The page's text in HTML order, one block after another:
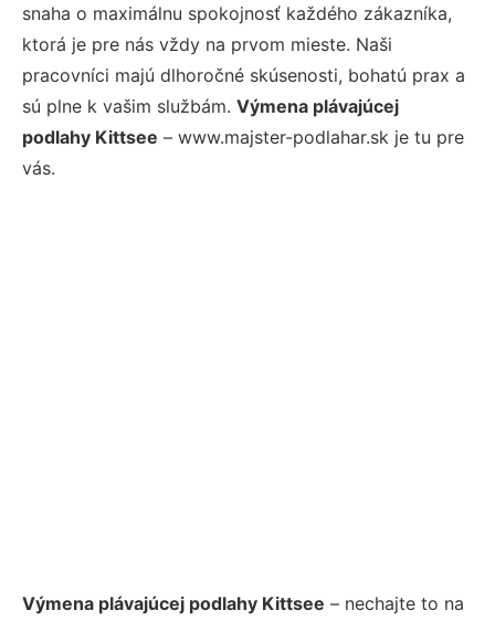
snaha o maximálnu spokojnosť každého zákazníka,
ktorá je pre nás vždy na prvom mieste. Naši
pracovníci majú dlhoročné skúsenosti, bohatú prax a
sú plne k vašim službám. Výmena plávajúcej
podlahy Kittsee – www.majster-podlahar.sk je tu pre
vás.
Výmena plávajúcej podlahy Kittsee – nechajte to na